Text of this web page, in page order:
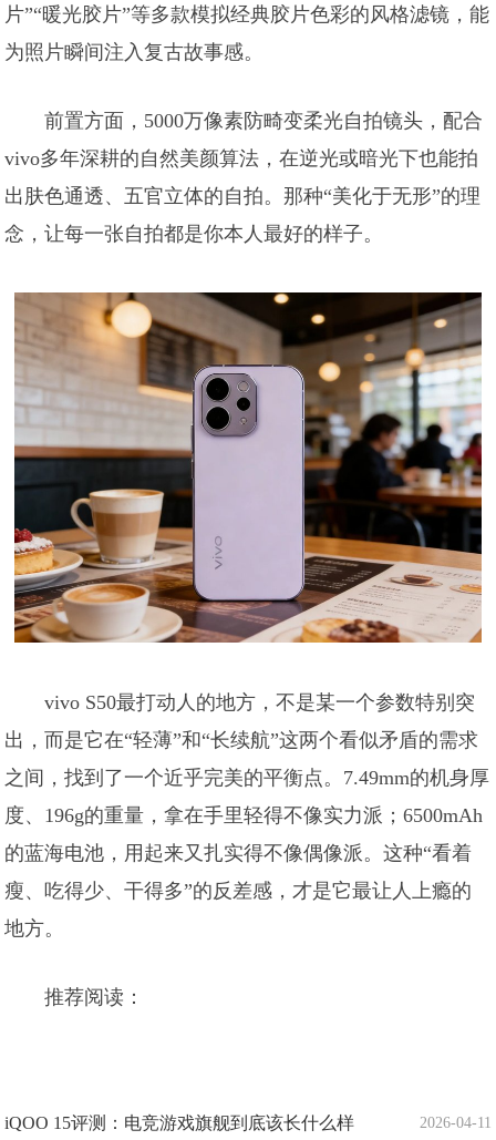
片”“暖光胶片”等多款模拟经典胶片色彩的风格滤镜，能
为照片瞬间注入复古故事感。
前置方面，5000万像素防畸变柔光自拍镜头，配合
vivo多年深耕的自然美颜算法，在逆光或暗光下也能拍
出肤色通透、五官立体的自拍。那种“美化于无形”的理
念，让每一张自拍都是你本人最好的样子。
vivo S50最打动人的地方，不是某一个参数特别突
出，而是它在“轻薄”和“长续航”这两个看似矛盾的需求
之间，找到了一个近乎完美的平衡点。7.49mm的机身厚
度、196g的重量，拿在手里轻得不像实力派；6500mAh
的蓝海电池，用起来又扎实得不像偶像派。这种“看着
瘦、吃得少、干得多”的反差感，才是它最让人上瘾的
地方。
推荐阅读：
2026-04-11
iQOO 15评测：电竞游戏旗舰到底该长什么样